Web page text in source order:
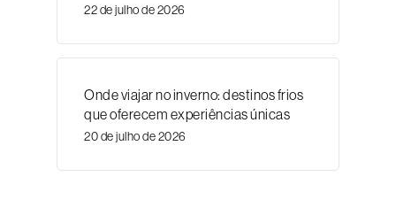
22 de julho de 2026
Onde viajar no inverno: destinos frios
que oferecem experiências únicas
20 de julho de 2026